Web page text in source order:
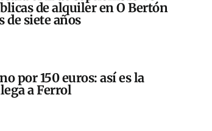
de alquiler en O Bertón
de siete años
por 150 euros: así es la
a Ferrol